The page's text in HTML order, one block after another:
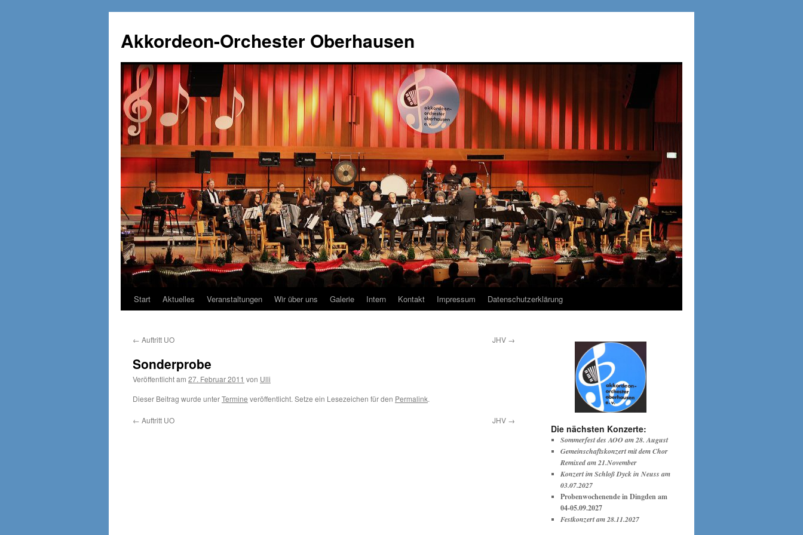
springen
Akkordeon-Orchester Oberhausen
Start Aktuelles Veranstaltungen Wir über uns Galerie Intern Kontakt Impressum Datenschutzerklärung
← Auftritt UO JHV →
Sonderprobe
Veröffentlicht am 27. Februar 2011 von Ulli
Dieser Beitrag wurde unterTermine veröffentlicht. Setze ein Lesezeichen für den Permalink.
← Auftritt UO JHV →
Die nächsten Konzerte:
Sommerfest des AOO am 28. August
Gemeinschaftskonzert mit dem Chor
Remixed am 21.November
Konzert im Schloß Dyck in Neuss am
03.07.2027
Probenwochenende in Dingden am
04-05.09.2027
Festkonzert am 28.11.2027